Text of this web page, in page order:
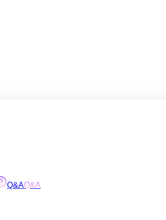
Q&AQ&A